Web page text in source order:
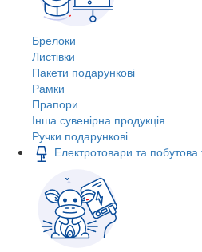
Брелоки
Листівки
Пакети подарункові
Рамки
Прапори
Інша сувенірна продукція
Ручки подарункові
Електротовари та побутова